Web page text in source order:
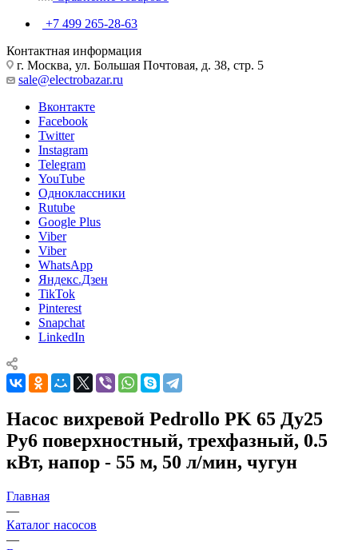
+7 499 265-28-63
Контактная информация
г. Москва, ул. Большая Почтовая, д. 38, стр. 5
sale@electrobazar.ru
Вконтакте
Facebook
Twitter
Instagram
Telegram
YouTube
Одноклассники
Rutube
Google Plus
Viber
Viber
WhatsApp
Яндекс.Дзен
TikTok
Pinterest
Snapchat
LinkedIn
Насос вихревой Pedrollo PK 65 Ду25
Ру6 поверхностный, трехфазный, 0.5
кВт, напор - 55 м, 50 л/мин, чугун
Главная
—
Каталог насосов
—